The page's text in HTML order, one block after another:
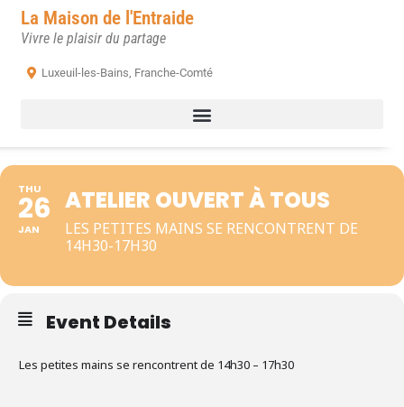
La Maison de l'Entraide
Vivre le plaisir du partage
Luxeuil-les-Bains, Franche-Comté
THU
26
JAN
ATELIER OUVERT À TOUS
LES PETITES MAINS SE RENCONTRENT DE
14H30-17H30
Event Details
Les petites mains se rencontrent de 14h30 – 17h30